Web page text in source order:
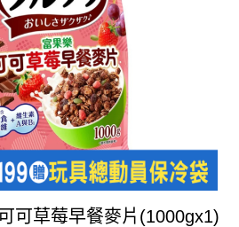
可草莓早餐麥片(1000gx1)